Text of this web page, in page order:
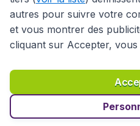
Déclaration d’accessibilité
Déclaration de
Droits
autres pour suivre votre
et vous montrer des
cliquant sur Accepter,